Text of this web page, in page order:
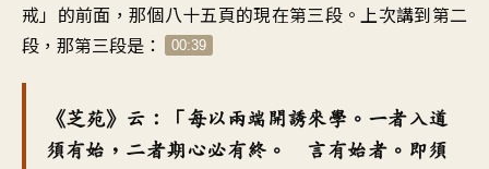
戒」的前面，那個八十五頁的現在第三段。上次講到第二
段，那第三段是：
00:39
《芝苑》云：「每以兩端開誘來學。一者入道
須有始，二者期心必有終。 言有始者。即須